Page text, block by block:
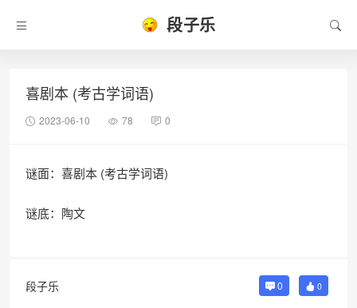
段子乐
喜剧本 (考古学词语)
2023-06-10 78 0
谜面：喜剧本 (考古学词语)
谜底：陶文
段子乐 0 0